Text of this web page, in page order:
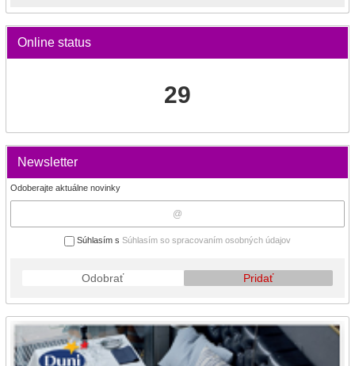
Online status
29
Newsletter
Odoberajte aktuálne novinky
Súhlasím s Súhlasím so spracovaním osobných údajov
Odobrať Pridať